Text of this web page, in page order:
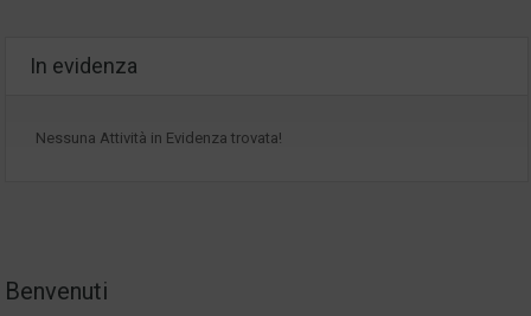
In evidenza
Nessuna Attività in Evidenza trovata!
Benvenuti